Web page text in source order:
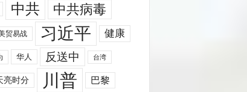
中共 中共病毒
贸易战 习近平 健康
华人 反送中 台湾
亮时分 川普 巴黎